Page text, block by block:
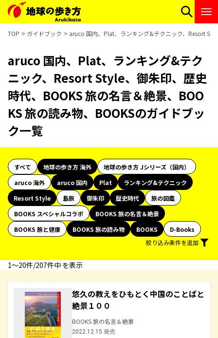
TOP ガイドブック aruco 国内、Plat、ランキング&テクニック、Resort
aruco 国内、Plat、ランキング&テク
ニック、Resort Style、御朱印、歴史
時代、BOOKS 旅の名言＆絶景、BOO
KS 旅の読み物、BOOKSのガイドブッ
ク一覧
すべて 地球の歩き方 海外
地球の歩き方 Jシリーズ（国内）
aruco 海外
aruco 国内 Plat
ランキング&テクニック
Resort Style
島旅 御朱印 歴史時代
旅の図鑑
BOOKS スペシャルコラボ
BOOKS 旅の名言＆絶景
BOOKS 旅と健康
BOOKS 旅の読み物 BOOKS
D-Books
絞り込み条件を追加
1〜20件/207件中 を表示
悠久の教えをひもとく中国のことばと
絶景１００
BOOKS 旅の名言＆絶景
2022.12.15 発売